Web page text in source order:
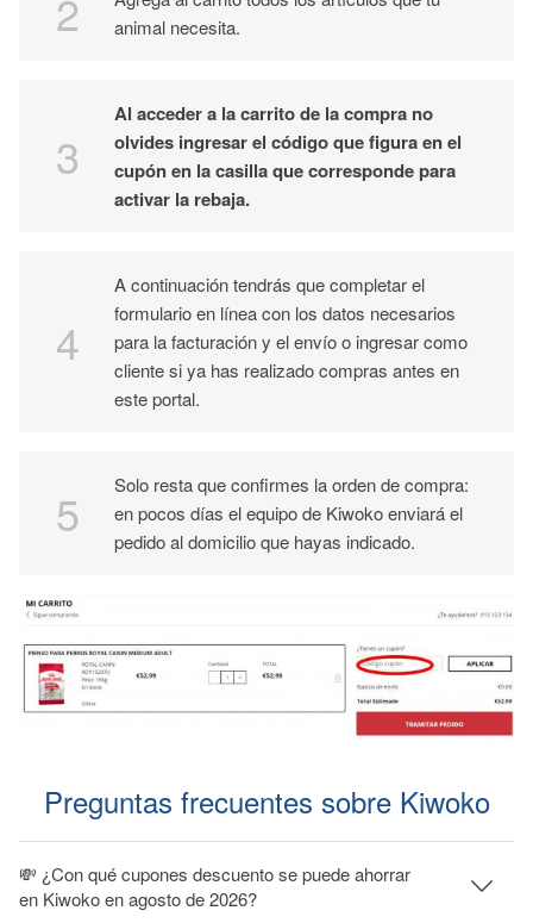
animal necesita.
Al acceder a la carrito de la compra no
olvides ingresar el código que figura en el
cupón en la casilla que corresponde para
activar la rebaja.
A continuación tendrás que completar el
formulario en línea con los datos necesarios
para la facturación y el envío o ingresar como
cliente si ya has realizado compras antes en
este portal.
Solo resta que confirmes la orden de compra:
en pocos días el equipo de Kiwoko enviará el
pedido al domicilio que hayas indicado.
Preguntas frecuentes sobre Kiwoko
💸 ¿Con qué cupones descuento se puede ahorrar
en Kiwoko en agosto de 2026?